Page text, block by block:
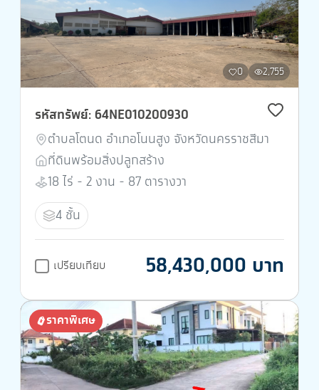
0 2,755
รหัสทรัพย์: 64NE010200930
ตำบลโตนด อำเภอโนนสูง จังหวัดนครราชสีมา
ที่ดินพร้อมสิ่งปลูกสร้าง
18 ไร่ - 2 งาน - 87 ตารางวา
4 ชั้น
เปรียบเทียบ 58,430,000 บาท
ราคาพิเศษ